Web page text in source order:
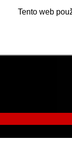
Tento web